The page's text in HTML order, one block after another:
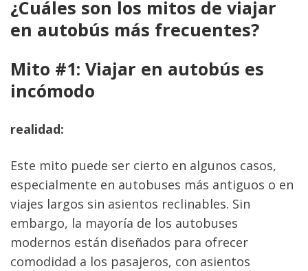
¿Cuáles son los mitos de viajar
en autobús más frecuentes?
Mito #1: Viajar en autobús es
incómodo
realidad:
Este mito puede ser cierto en algunos casos,
especialmente en autobuses más antiguos o en
viajes largos sin asientos reclinables. Sin
embargo, la mayoría de los autobuses
modernos están diseñados para ofrecer
comodidad a los pasajeros, con asientos